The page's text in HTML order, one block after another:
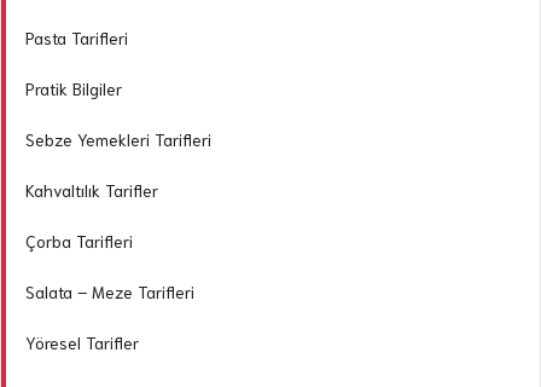
Pasta Tarifleri
Pratik Bilgiler
Sebze Yemekleri Tarifleri
Kahvaltılık Tarifler
Çorba Tarifleri
Salata – Meze Tarifleri
Yöresel Tarifler